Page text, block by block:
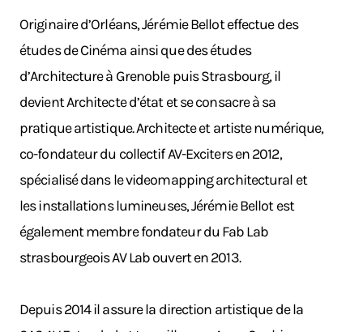
Originaire d’Orléans, Jérémie Bellot effectue des
études de Cinéma ainsi que des études
d’Architecture à Grenoble puis Strasbourg, il
devient Architecte d’état et se consacre à sa
pratique artistique. Architecte et artiste numérique,
co-fondateur du collectif AV-Exciters en 2012,
spécialisé dans le videomapping architectural et
les installations lumineuses, Jérémie Bellot est
également membre fondateur du Fab Lab
strasbourgeois AV Lab ouvert en 2013.
Depuis 2014 il assure la direction artistique de la